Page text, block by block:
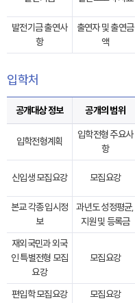
발전기금 출연사
항
출연자 및 출연금
액
입학처
공개대상 정보 공개의 범위
입학전형계획
입학전형 주요사
항
신입생 모집요강 모집요강
본교 각종 입시정
보
과년도 성정평균,
지원 및 등록금
재외국민과 외국
인 특별전형 모집
요강
모집요강
편입학 모집요강 모집요강